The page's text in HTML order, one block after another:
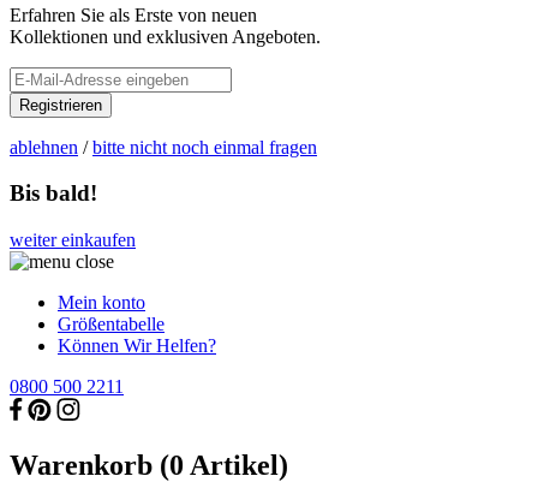
Erfahren Sie als Erste von neuen
Kollektionen und exklusiven Angeboten.
Registrieren
ablehnen /bitte nicht noch einmal fragen
Bis bald!
weiter einkaufen
Mein konto
Größentabelle
Können Wir Helfen?
0800 500 2211
Warenkorb (0 Artikel)